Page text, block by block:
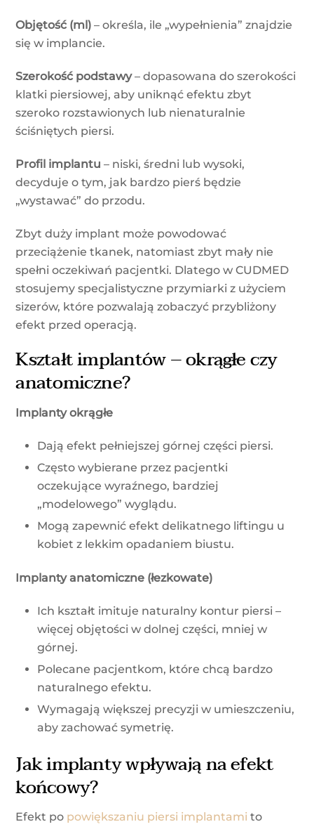
Objętość (ml) – określa, ile „wypełnienia” znajdzie
się w implancie.
Szerokość podstawy– dopasowana do szerokości
klatki piersiowej, aby uniknąć efektu zbyt
szeroko rozstawionych lub nienaturalnie
ściśniętych piersi.
Profil implantu – niski, średni lub wysoki,
decyduje o tym, jak bardzo pierś będzie
„wystawać” do przodu.
Zbyt duży implant może powodować
przeciążenie tkanek, natomiast zbyt mały nie
spełni oczekiwań pacjentki. Dlatego w CUDMED
stosujemy specjalistyczne przymiarki z użyciem
sizerów, które pozwalają zobaczyć przybliżony
efekt przed operacją.
Kształt implantów – okrągłe czy
anatomiczne?
Implanty okrągłe
Dają efekt pełniejszej górnej części piersi.
Często wybierane przez pacjentki
oczekujące wyraźnego, bardziej
„modelowego” wyglądu.
Mogą zapewnić efekt delikatnego liftingu u
kobiet z lekkim opadaniem biustu.
Implanty anatomiczne (łezkowate)
Ich kształt imituje naturalny kontur piersi –
więcej objętości w dolnej części, mniej w
górnej.
Polecane pacjentkom, które chcą bardzo
naturalnego efektu.
Wymagają większej precyzji w umieszczeniu,
aby zachować symetrię.
Jak implanty wpływają na efekt
końcowy?
Efekt po powiększaniu piersi implantami to